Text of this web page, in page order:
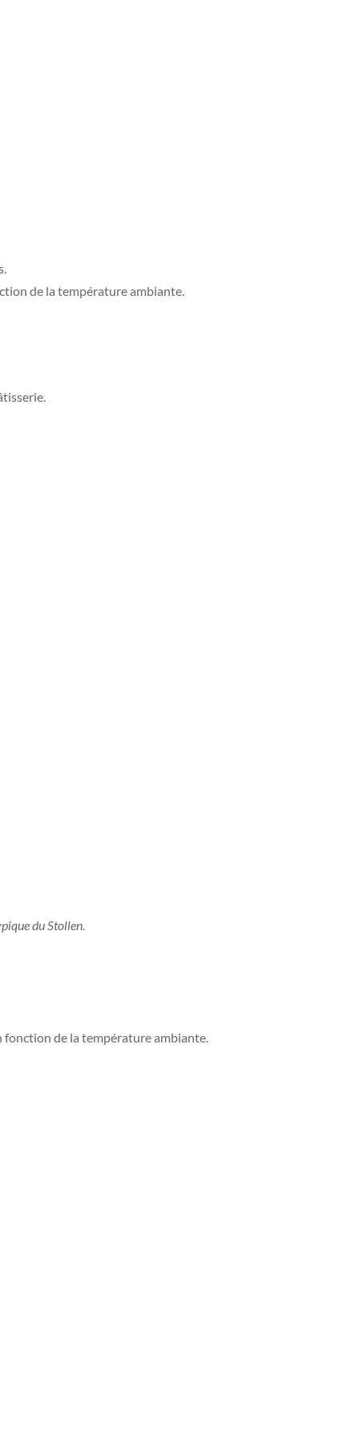
de la température ambiante.
du Stollen.
fonction de la température ambiante.